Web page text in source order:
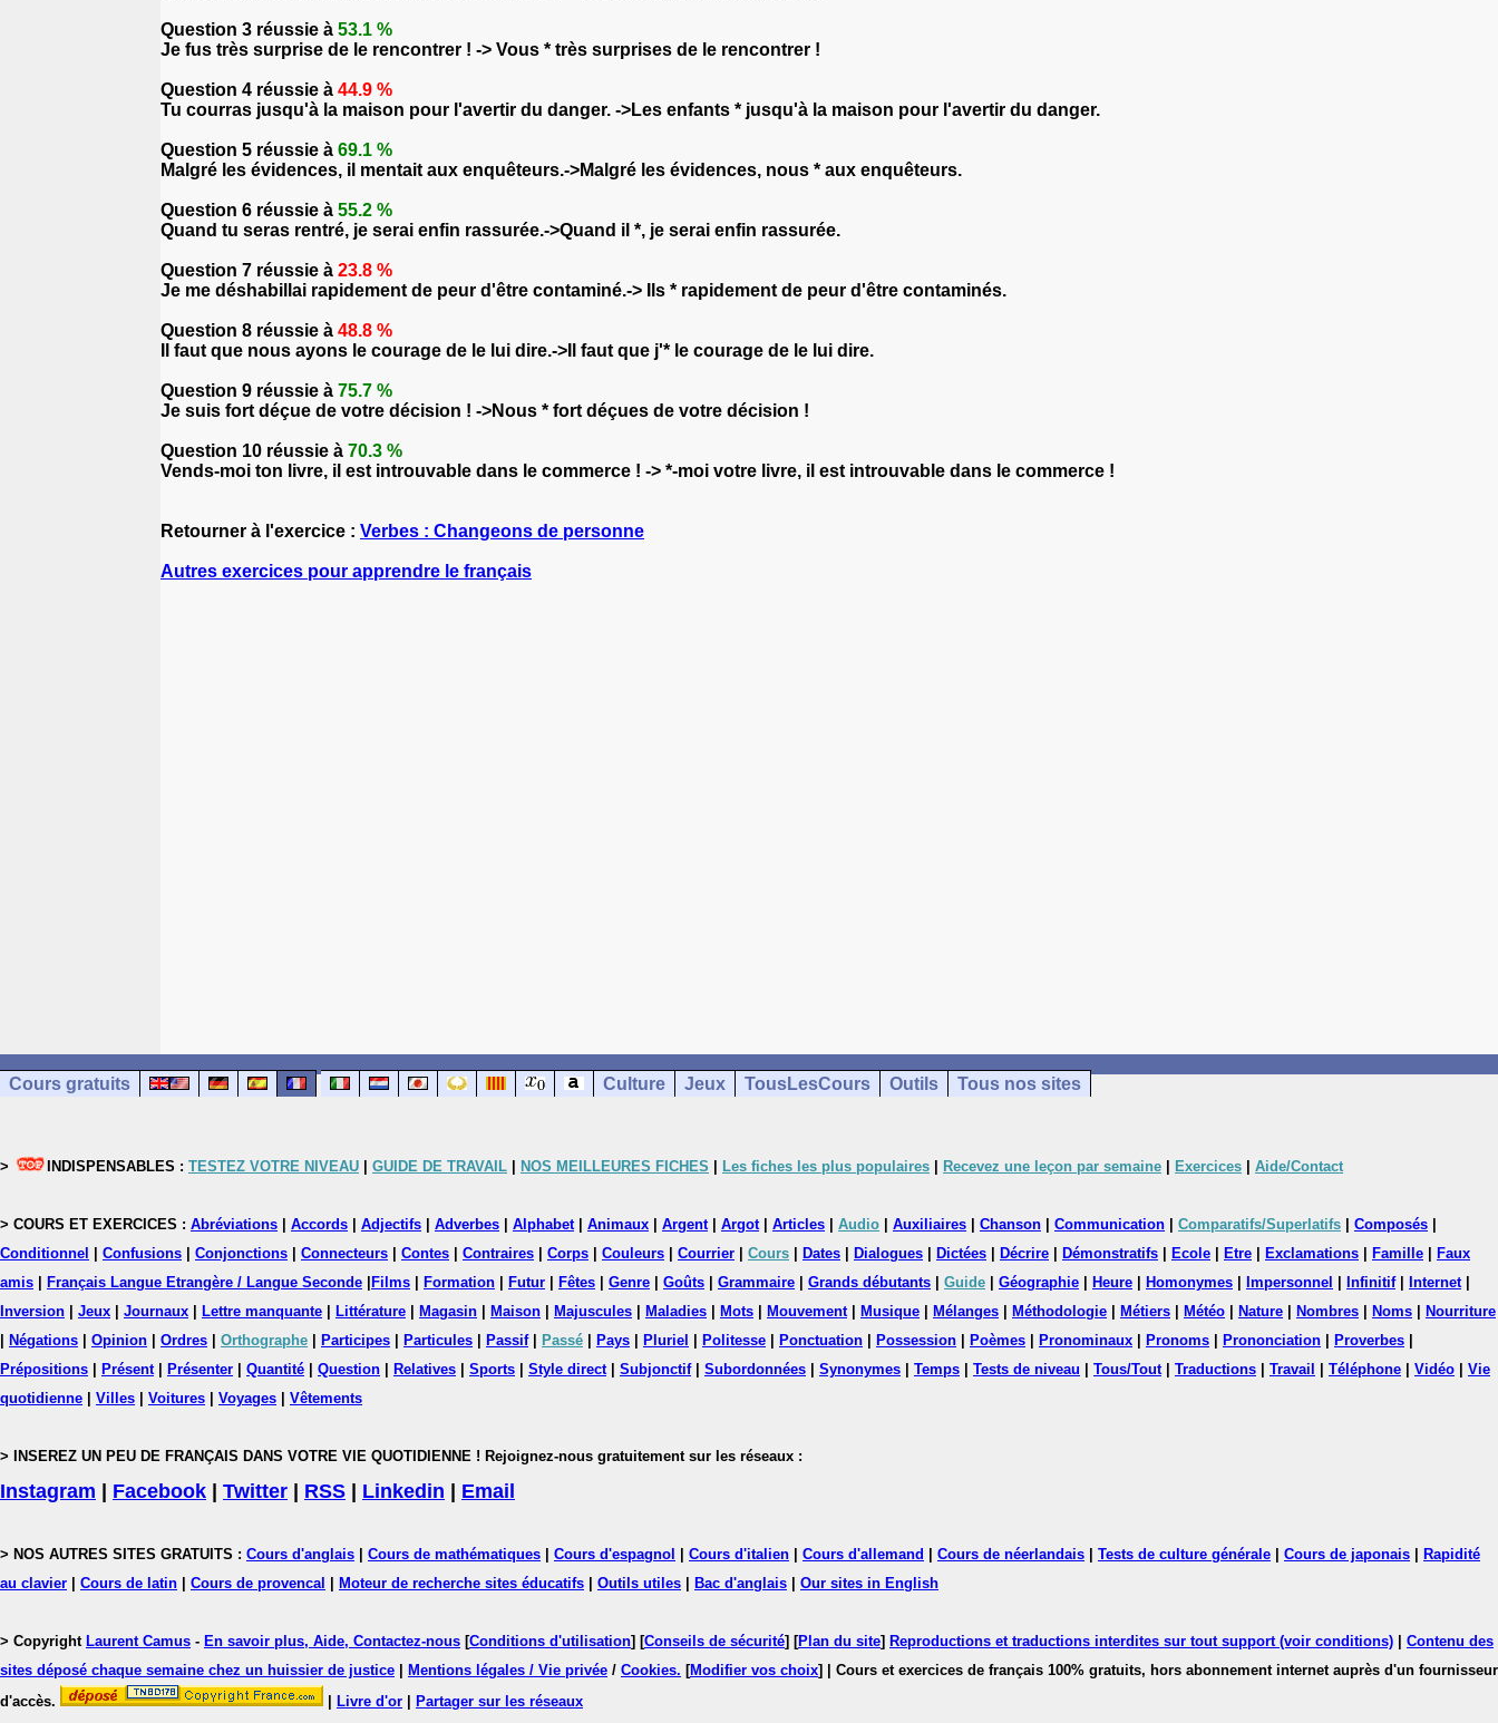
Question 3 réussie à 53.1 %
Je fus très surprise de le rencontrer ! -> Vous * très surprises de le rencontrer !
Question 4 réussie à 44.9 %
Tu courras jusqu'à la maison pour l'avertir du danger. ->Les enfants * jusqu'à la maison pour l'avertir du danger.
Question 5 réussie à 69.1 %
Malgré les évidences, il mentait aux enquêteurs.->Malgré les évidences, nous * aux enquêteurs.
Question 6 réussie à 55.2 %
Quand tu seras rentré, je serai enfin rassurée.->Quand il *, je serai enfin rassurée.
Question 7 réussie à 23.8 %
Je me déshabillai rapidement de peur d'être contaminé.-> Ils * rapidement de peur d'être contaminés.
Question 8 réussie à 48.8 %
Il faut que nous ayons le courage de le lui dire.->Il faut que j'* le courage de le lui dire.
Question 9 réussie à 75.7 %
Je suis fort déçue de votre décision ! ->Nous * fort déçues de votre décision !
Question 10 réussie à 70.3 %
Vends-moi ton livre, il est introuvable dans le commerce ! -> *-moi votre livre, il est introuvable dans le commerce !
Retourner à l'exercice : Verbes : Changeons de personne
Autres exercices pour apprendre le français
Cours gratuits Culture Jeux TousLesCours Outils Tous nos sites
> INDISPENSABLES : TESTEZ VOTRE NIVEAU GUIDE DE TRAVAIL NOS MEILLEURES FICHES Les fiches les plus populaires Recevez une leçon par semaine Exercices Aide/Contact
> COURS ET EXERCICES : Abréviations Accords Adjectifs Adverbes Alphabet| Animaux Argent| Argot| Articles Audio Auxiliaires Chanson Communication Comparatifs/Superlatifs Composés
Conditionnel
Confusions Conjonctions Connecteurs Contes Contraires Corps Couleurs Courrier Cours Dates Dialogues Dictées Décrire Démonstratifs Ecole Etre Exclamations Famille
Faux
amis
Français Langue Etrangère / Langue Seconde Films Formation Futur Fêtes Genre Goûts Grammaire Grands débutants Guide Géographie Heure Homonymes Impersonnel Infinitif| Internet|
Inversion
Jeux Journaux Lettre manquante Littérature Magasin Maison Majuscules Maladies Mots Mouvement| Musique Mélanges Méthodologie Métiers Météo Nature Nombres Noms
Nourriture
Négations Opinion Ordres Orthographe Participes Particules Passif| Passé Pays Pluriel Politesse Ponctuation Possession Poèmes Pronominaux Pronoms Prononciation Proverbes
Prépositions
Présent| Présenter Quantité Question Relatives Sports Style direct| Subjonctif| Subordonnées Synonymes Temps Tests de niveau Tous/Tout| Traductions Travail Téléphone Vidéo
Vie
quotidienne
Villes Voitures Voyages Vêtements
> INSEREZ UN PEU DE FRANÇAIS DANS VOTRE VIE QUOTIDIENNE ! Rejoignez-nous gratuitement sur les réseaux :
Instagram Facebook Twitter RSS Linkedin Email
> NOS AUTRES SITES GRATUITS : Cours d'anglais Cours de mathématiques Cours d'espagnol Cours d'italien Cours d'allemand Cours de néerlandais Tests de culture générale Cours de japonais
Rapidité
au clavier
Cours de latin Cours de provencal Moteur de recherche sites éducatifs Outils utiles Bac d'anglais Our sites in English
> Copyright Laurent Camus - En savoir plus, Aide, Contactez-nous [Conditions d'utilisation] [Conseils de sécurité] [Plan du site] Reproductions et traductions interdites sur tout support (voir conditions)
Contenu des
sites déposé chaque semaine chez un huissier de justice
Mentions légales / Vie privée / Cookies. [Modifier vos choix]
| Cours et exercices de français 100% gratuits, hors abonnement internet auprès d'un fournisseur
d'accès.
Livre d'or Partager sur les réseaux